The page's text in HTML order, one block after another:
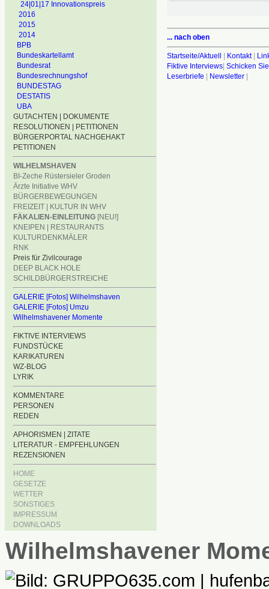
24|01|17 Innovationspreis
2016
2015
2014
BPB
Bundeskartellamt
Bundesrat
Bundesrechnungshof
BUNDESTAG
DESTATIS
UBA
GUTACHTEN | DOKUMENTE
RESOLUTIONEN | PETITIONEN
BÜRGERPORTAL NACHGEHAKT
PETITIONEN
WILHELMSHAVEN
BI-Zeche Rüstersieler Groden
Ärzte Initiative WHV
BÜRGERBEWEGUNGEN
FREIZEIT | KULTUR IN WHV
FÄKALIEN-EINLEITUNG [NEU!]
KNEIPEN | RESTAURANTS
KULTURDENKMÄLER
RNK
Preis für Zivilcourage
DEEP BLACK HOLE
SCHILDBÜRGERSTREICHE
GALERIE [Fotos] Wilhelmshaven
GALERIE [Fotos] Umzu
Wilhelmshavener Momente
FIKTIVE INTERVIEWS
FUNDSTÜCKE
KARIKATUREN
WZ-BLOG
LYRIK
KOMMENTARE
PERSONEN
REDEN
APHORISMEN | ZITATE
LITERATUR - EMPFEHLUNGEN
REZENSIONEN
HOME
GESETZE
WETTER
SONSTIGES
IMPRESSUM
DOWNLOADS
... nach oben
Startseite/Aktuell | Kontakt|
Fiktive Interviews| Schicken
Leserbriefe | Newsletter|
Wilhelmshavener